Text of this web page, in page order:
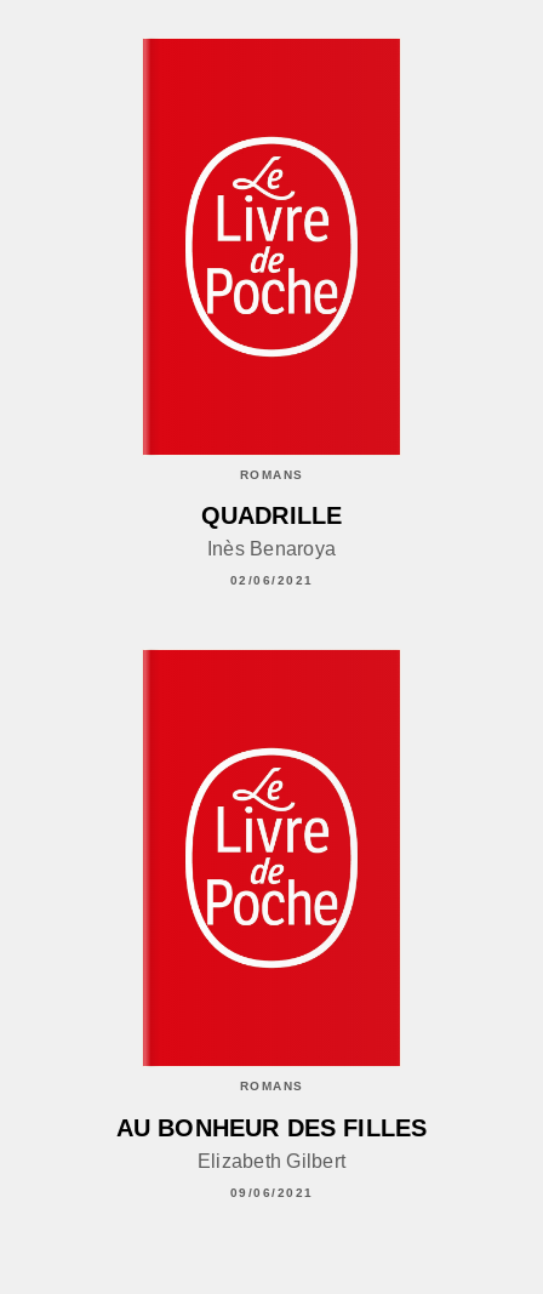
ROMANS
QUADRILLE
Inès Benaroya
02/06/2021
ROMANS
AU BONHEUR DES FILLES
Elizabeth Gilbert
09/06/2021